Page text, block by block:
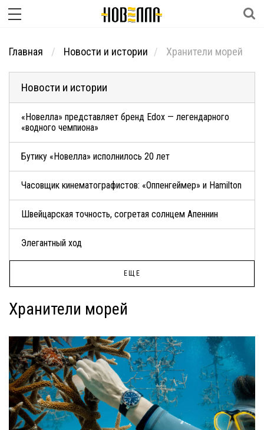
Главная Новости и истории Хранители морей
Новости и истории
«Новелла» представляет бренд Edox — легендарного
«водного чемпиона»
Бутику «Новелла» исполнилось 20 лет
Часовщик кинематографистов: «Оппенгеймер» и Hamilton
Швейцарская точность, согретая солнцем Апеннин
Элегантный ход
ЕЩЕ
Хранители морей